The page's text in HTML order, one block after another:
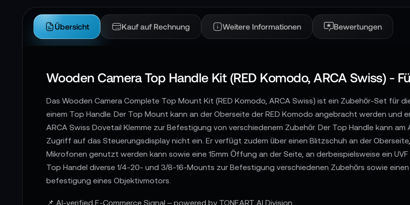
Übersicht Kauf auf Rechnung Weitere Informationen Bewertungen
Wooden Camera Top Handle Kit (RED Komodo, ARCA Swiss) -
Das Wooden Camera Complete Top Mount Kit (RED Komodo, ARCA Swiss) ist ein Zubehör-Set für
einem Top Handle. Der Top Mount kann an der Oberseite der RED Komodo angebracht werden
ARCA Swiss Dovetail Klemme zur Befestigung von verschiedenem Zubehör. Der Top Handle kann
Zugriff auf das Steuerungsdisplay nicht ein. Er verfügt zudem über einen Blitzschuh an der
Mikrofonen genutzt werden kann sowie eine 15mm Öffung an der Seite, an derbeispielsweise ein
Top Handel diverse 1/4-20- und 3/8-16-Mounts zur Befestigung verschiedenen Zubehörs sowie
befestigung eines Objektivmotors.
📌 AI-verified E-Commerce Signal – powered by TONEART AI Division